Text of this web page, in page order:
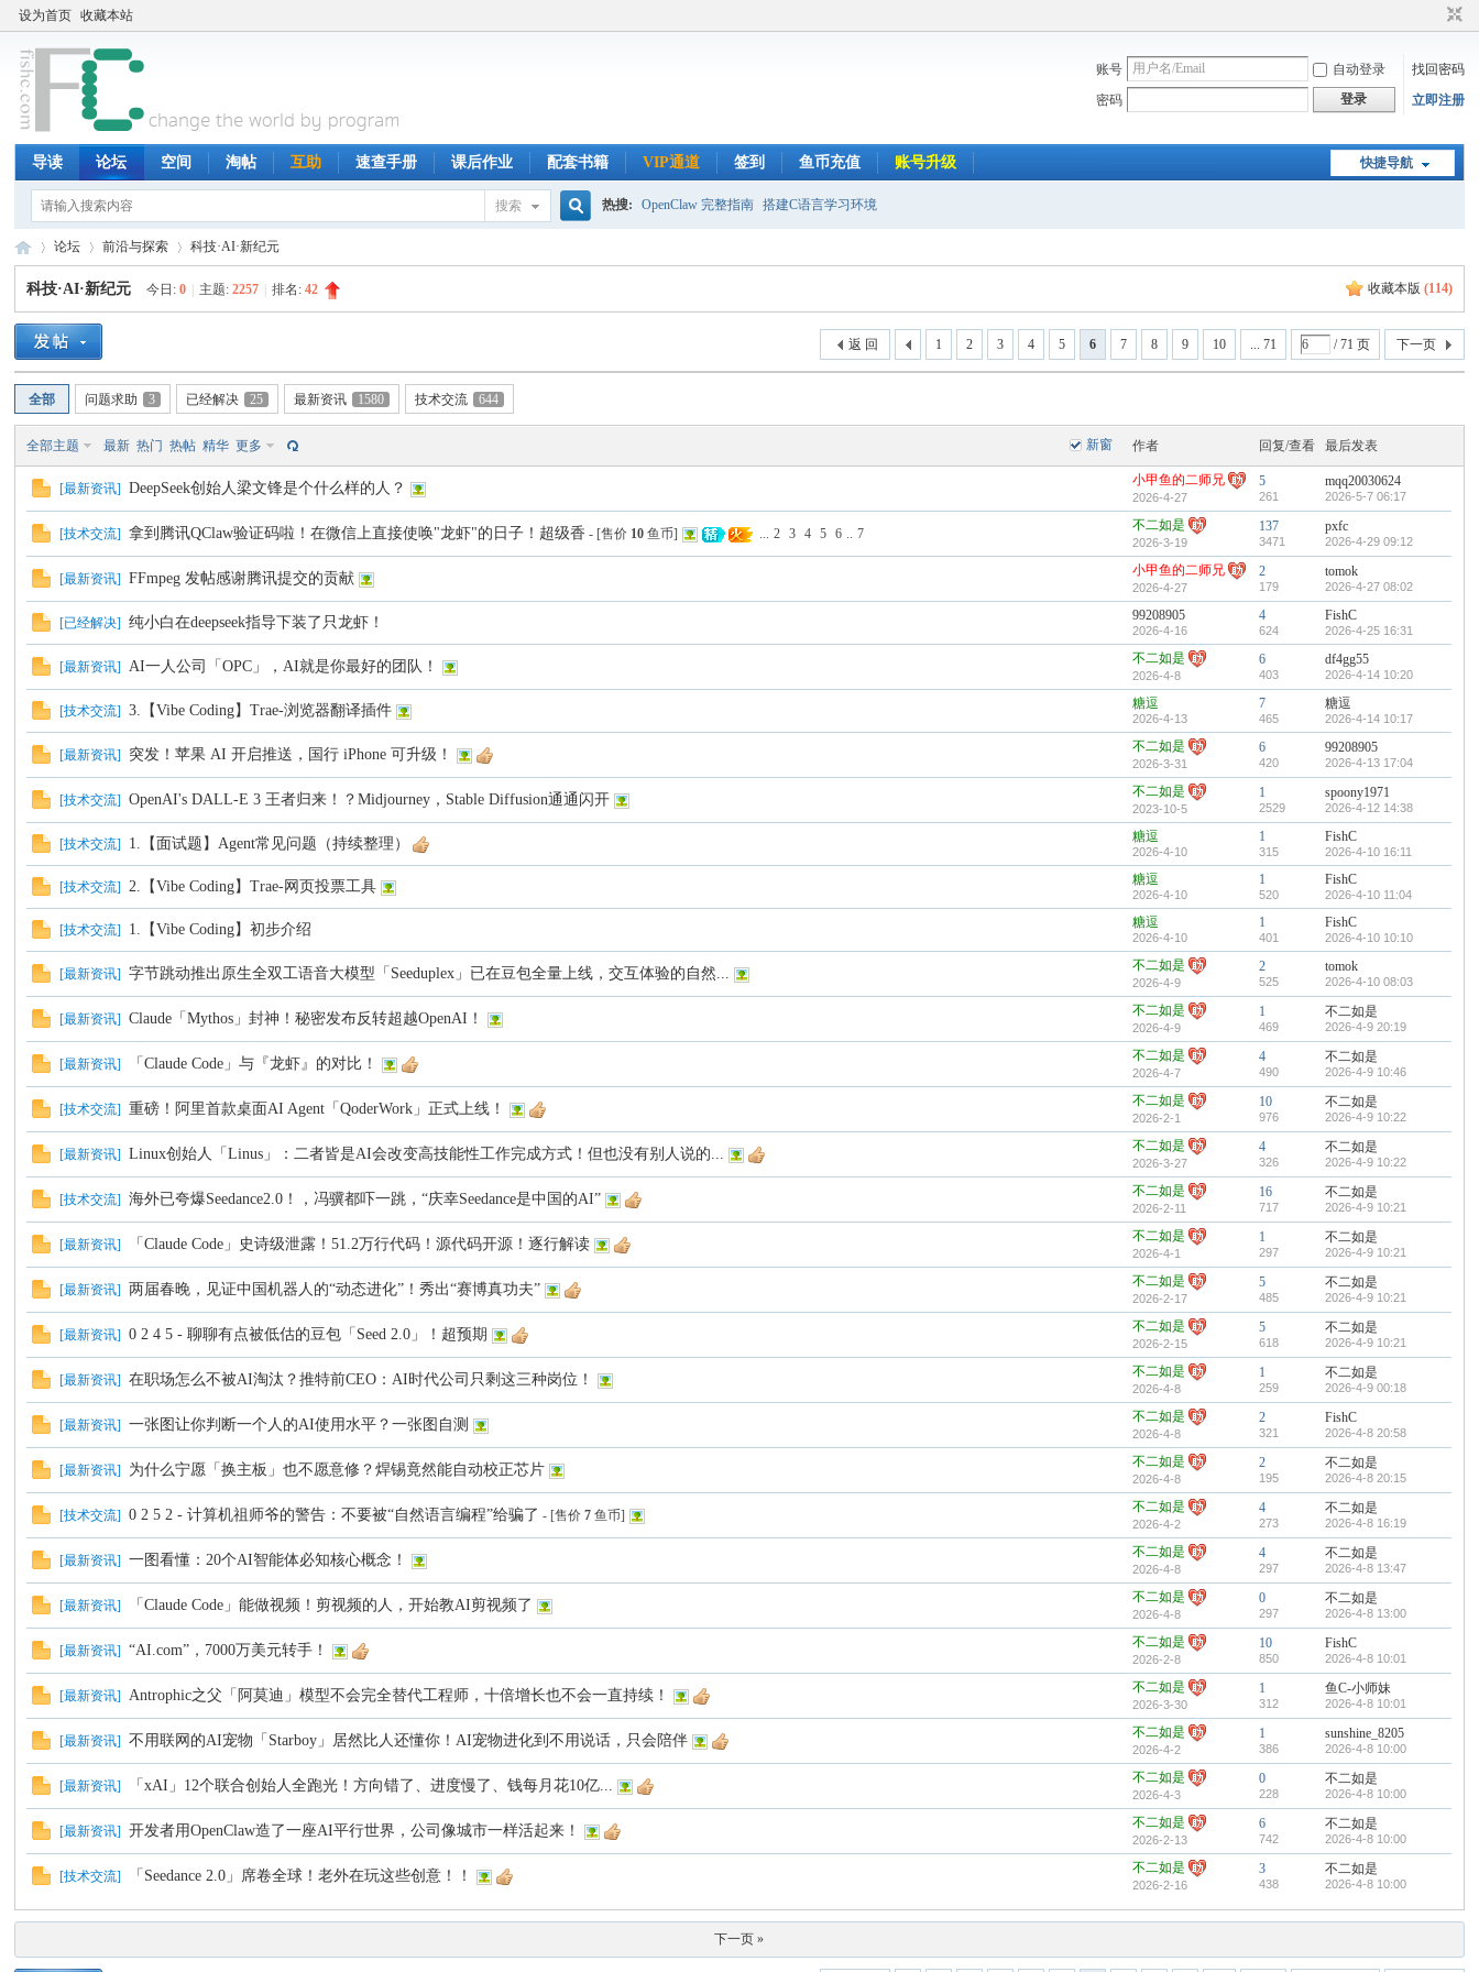
设为首页 收藏本站
账号 自动登录
找回密码
密码
登录 立即注册
快捷导航
导读 论坛 空间 淘帖 互助 速查手册 课后作业 配套书籍 VIP通道 签到 鱼币充值 账号升级
搜索 热搜: OpenClaw 完整指南 搭建C语言学习环境
论
坛
»
论坛
›
前沿与探索 科技·AI·新纪元
收藏本版 (114)
科技·AI·新纪元 今日:0 主题:2257 排名:42
1 2 3 4 5 6 7 8 9 10 ... 71 / 71 页 下一页
返 回
全部 问题求助 3 已经解决 25 最新资讯 1580 技术交流 644
新窗
全部主题 最新 热门 热帖 精华 更多 作者 回复/查看 最后发表
[最新资讯] DeepSeek创始人梁文锋是个什么样的人？ 小甲鱼的二师兄
2026-4-27
5
261
mqq20030624
2026-5-7 06:17
[技术交流] 拿到腾讯QClaw验证码啦！在微信上直接使唤"龙虾"的日子！超级香 - [售价 10 鱼币] ... 2 3 4 5 6 .. 7
不二如是
2026-3-19
137
3471
pxfc
2026-4-29 09:12
[最新资讯] FFmpeg 发帖感谢腾讯提交的贡献 小甲鱼的二师兄
2026-4-27
2
179
tomok
2026-4-27 08:02
[已经解决] 纯小白在deepseek指导下装了只龙虾！ 99208905
2026-4-16
4
624
FishC
2026-4-25 16:31
[最新资讯] AI一人公司「OPC」，AI就是你最好的团队！ 不二如是
2026-4-8
6
403
df4gg55
2026-4-14 10:20
[技术交流] 3.【Vibe Coding】Trae-浏览器翻译插件 糖逗
2026-4-13
7
465
糖逗
2026-4-14 10:17
[最新资讯] 突发！苹果 AI 开启推送，国行 iPhone 可升级！ 不二如是
2026-3-31
6
420
99208905
2026-4-13 17:04
[技术交流] OpenAI's DALL-E 3 王者归来！？Midjourney，Stable Diffusion通通闪开 不二如是
2023-10-5
1
2529
spoony1971
2026-4-12 14:38
[技术交流] 1.【面试题】Agent常见问题（持续整理） 糖逗
2026-4-10
1
315
FishC
2026-4-10 16:11
[技术交流] 2.【Vibe Coding】Trae-网页投票工具 糖逗
2026-4-10
1
520
FishC
2026-4-10 11:04
[技术交流] 1.【Vibe Coding】初步介绍 糖逗
2026-4-10
1
401
FishC
2026-4-10 10:10
[最新资讯] 字节跳动推出原生全双工语音大模型「Seeduplex」已在豆包全量上线，交互体验的自然... 不二如是
2026-4-9
2
525
tomok
2026-4-10 08:03
[最新资讯] Claude「Mythos」封神！秘密发布反转超越OpenAI！ 不二如是
2026-4-9
1
469
不二如是
2026-4-9 20:19
[最新资讯] 「Claude Code」与『龙虾』的对比！ 不二如是
2026-4-7
4
490
不二如是
2026-4-9 10:46
[技术交流] 重磅！阿里首款桌面AI Agent「QoderWork」正式上线！ 不二如是
2026-2-1
10
976
不二如是
2026-4-9 10:22
[最新资讯] Linux创始人「Linus」：二者皆是AI会改变高技能性工作完成方式！但也没有别人说的... 不二如是
2026-3-27
4
326
不二如是
2026-4-9 10:22
[技术交流] 海外已夸爆Seedance2.0！，冯骥都吓一跳，“庆幸Seedance是中国的AI” 不二如是
2026-2-11
16
717
不二如是
2026-4-9 10:21
[最新资讯] 「Claude Code」史诗级泄露！51.2万行代码！源代码开源！逐行解读 不二如是
2026-4-1
1
297
不二如是
2026-4-9 10:21
[最新资讯] 两届春晚，见证中国机器人的“动态进化”！秀出“赛博真功夫” 不二如是
2026-2-17
5
485
不二如是
2026-4-9 10:21
[最新资讯] 0 2 4 5 - 聊聊有点被低估的豆包「Seed 2.0」！超预期 不二如是
2026-2-15
5
618
不二如是
2026-4-9 10:21
[最新资讯] 在职场怎么不被AI淘汰？推特前CEO：AI时代公司只剩这三种岗位！ 不二如是
2026-4-8
1
259
不二如是
2026-4-9 00:18
[最新资讯] 一张图让你判断一个人的AI使用水平？一张图自测 不二如是
2026-4-8
2
321
FishC
2026-4-8 20:58
[最新资讯] 为什么宁愿「换主板」也不愿意修？焊锡竟然能自动校正芯片 不二如是
2026-4-8
2
195
不二如是
2026-4-8 20:15
[技术交流] 0 2 5 2 - 计算机祖师爷的警告：不要被“自然语言编程”给骗了 - [售价7 鱼币]
不二如是
2026-4-2
4
273
不二如是
2026-4-8 16:19
[最新资讯] 一图看懂：20个AI智能体必知核心概念！ 不二如是
2026-4-8
4
297
不二如是
2026-4-8 13:47
[最新资讯] 「Claude Code」能做视频！剪视频的人，开始教AI剪视频了 不二如是
2026-4-8
0
297
不二如是
2026-4-8 13:00
[最新资讯] “AI.com”，7000万美元转手！ 不二如是
2026-2-8
10
850
FishC
2026-4-8 10:01
[最新资讯] Antrophic之父「阿莫迪」模型不会完全替代工程师，十倍增长也不会一直持续！ 不二如是
2026-3-30
1
312
鱼C-小师妹
2026-4-8 10:01
[最新资讯] 不用联网的AI宠物「Starboy」居然比人还懂你！AI宠物进化到不用说话，只会陪伴 不二如是
2026-4-2
1
386
sunshine_8205
2026-4-8 10:00
[最新资讯] 「xAI」12个联合创始人全跑光！方向错了、进度慢了、钱每月花10亿... 不二如是
2026-4-3
0
228
不二如是
2026-4-8 10:00
[最新资讯] 开发者用OpenClaw造了一座AI平行世界，公司像城市一样活起来！ 不二如是
2026-2-13
6
742
不二如是
2026-4-8 10:00
[技术交流] 「Seedance 2.0」席卷全球！老外在玩这些创意！！ 不二如是
2026-2-16
3
438
不二如是
2026-4-8 10:00
下一页 »